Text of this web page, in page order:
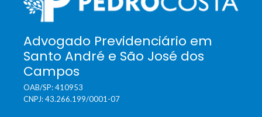
Advogado Previdenciário em
Santo André e São José dos
Campos
OAB/SP: 410953
CNPJ: 43.266.199/0001-07